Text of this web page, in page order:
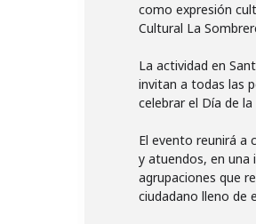
como expresión
Cultural La
La actividad en
invitan a todas las
celebrar el Día de la
El evento reunirá a
y atuendos, en una
agrupaciones que
ciudadano lleno de